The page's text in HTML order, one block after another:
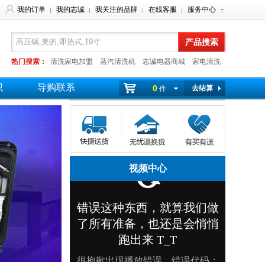
我的订单 我的志诚 我关注的品牌 在线客服 服务中心
热门搜索： 清洗家电加盟 蒸汽清洗机 志诚电器商城
家电清洗
导购联系 0件 去结算
视频中心